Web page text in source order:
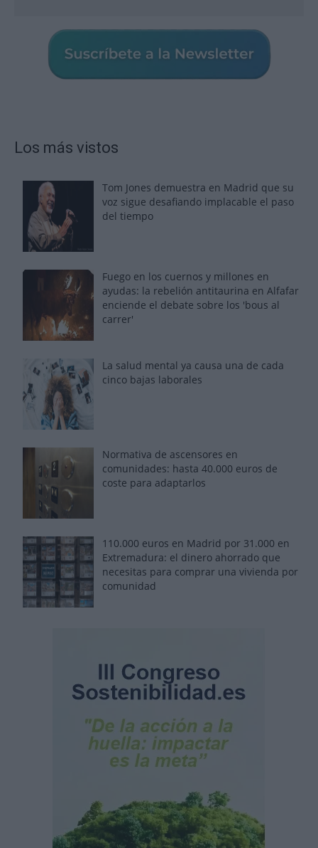
Los más vistos
Tom Jones demuestra en Madrid que su
voz sigue desafiando implacable el paso
del tiempo
Fuego en los cuernos y millones en
ayudas: la rebelión antitaurina en Alfafar
enciende el debate sobre los 'bous al
carrer'
La salud mental ya causa una de cada
cinco bajas laborales
Normativa de ascensores en
comunidades: hasta 40.000 euros de
coste para adaptarlos
110.000 euros en Madrid por 31.000 en
Extremadura: el dinero ahorrado que
necesitas para comprar una vivienda por
comunidad